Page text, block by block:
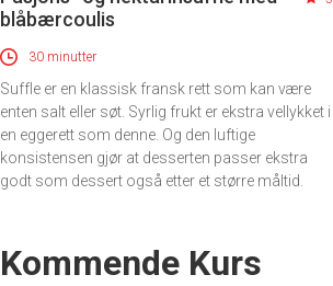
blåbærcoulis
30 minutter
Suffle er en klassisk fransk rett som kan være
enten salt eller søt. Syrlig frukt er ekstra vellykket i
en eggerett som denne. Og den luftige
konsistensen gjør at desserten passer ekstra
godt som dessert også etter et større måltid.
Events
Kommende Kurs